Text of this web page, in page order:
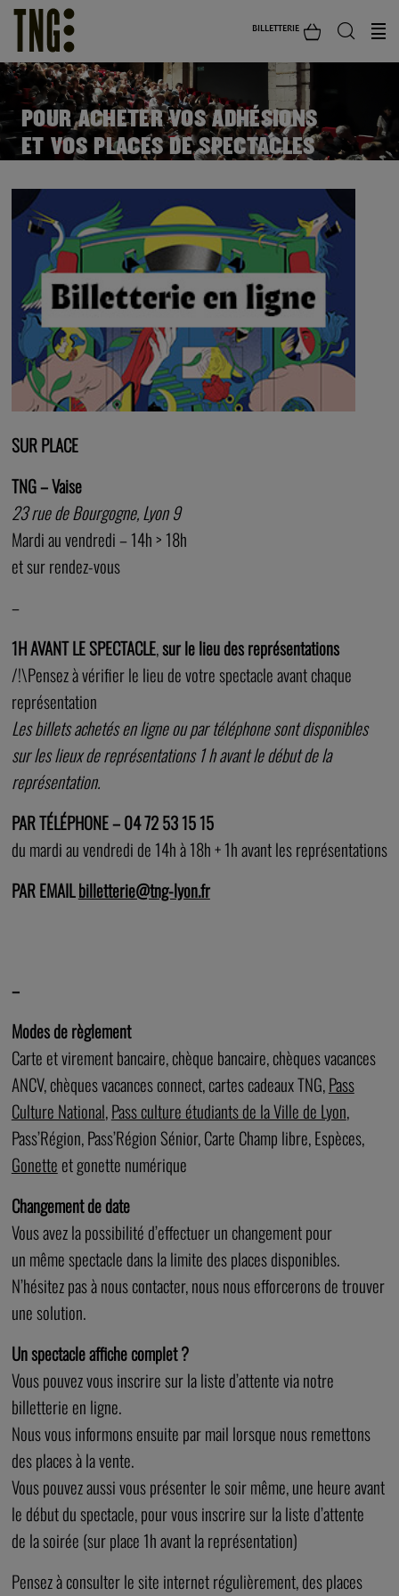
BILLETTERIE
POUR ACHETER VOS ADHÉSIONS
ET VOS PLACES DE SPECTACLES
SUR PLACE
TNG – Vaise
23 rue de Bourgogne, Lyon 9
Mardi au vendredi – 14h > 18h
et sur rendez-vous
–
1H AVANT LE SPECTACLE,sur le lieu des représentations
/!\Pensez à vérifier le lieu de votre spectacle avant chaque
représentation
Les billets achetés en ligne ou par téléphone sont disponibles
sur les lieux de représentations 1 h avant le début de la
représentation.
PAR TÉLÉPHONE – 04 72 53 15 15
du mardi au vendredi de 14h à 18h + 1h avant les représentations
PAR EMAILbilletterie@tng-lyon.fr
–
Modes de règlement
Carte et virement bancaire, chèque bancaire, chèques vacances
ANCV, chèques vacances connect, cartes cadeaux TNG,Pass
Culture National,Pass culture étudiants de la Ville de Lyon,
Pass’Région, Pass’Région Sénior, Carte Champ libre, Espèces,
Gonette et gonette numérique
Changement de date
Vous avez la possibilité d’effectuer un changement pour
un même spectacle dans la limite des places disponibles.
N’hésitez pas à nous contacter, nous nous efforcerons de trouver
une solution.
Un spectacle affiche complet ?
Vous pouvez vous inscrire sur la liste d’attente via notre
billetterie en ligne.
Nous vous informons ensuite par mail lorsque nous remettons
des places à la vente.
Vous pouvez aussi vous présenter le soir même, une heure avant
le début du spectacle, pour vous inscrire sur la liste d’attente
de la soirée (sur place 1h avant la représentation)
Pensez à consulter le site internet régulièrement, des places